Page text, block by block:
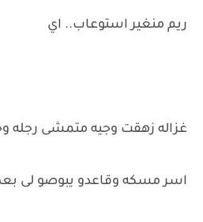
ريم منغير استوعاب.. اي
غزاله زهقت وجيه متمشى رجله
اسر مسكه وقاعدو يبوصو لى